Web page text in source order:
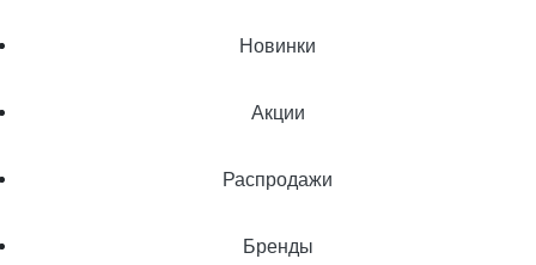
Новинки
Акции
Распродажи
Бренды